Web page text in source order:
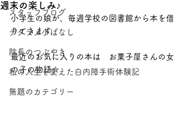
スタッフブログ
デタラメ小ばなし
院長のつぶやき
私の人生を変えた白内障手術体験記
無題のカテゴリー
週末の楽しみ♪
小学生の娘が、毎週学校の図書館から本を借
りてきます
最近のお気に入りの本は　お菓子屋さんの女
の子の物語☆